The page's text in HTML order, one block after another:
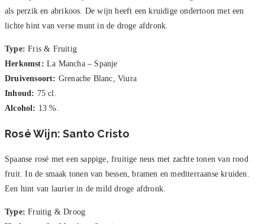
als perzik en abrikoos. De wijn heeft een kruidige ondertoon met een
lichte hint van verse munt in de droge afdronk.
Type: Fris & Fruitig
Herkomst: La Mancha – Spanje
Druivensoort: Grenache Blanc, Viura
Inhoud: 75 cl.
Alcohol: 13 %.
Rosé Wijn: Santo Cristo
Spaanse rosé met een sappige, fruitige neus met zachte tonen van rood
fruit. In de smaak tonen van bessen, bramen en mediterraanse kruiden.
Een hint van laurier in de mild droge afdronk.
Type: Fruitig & Droog